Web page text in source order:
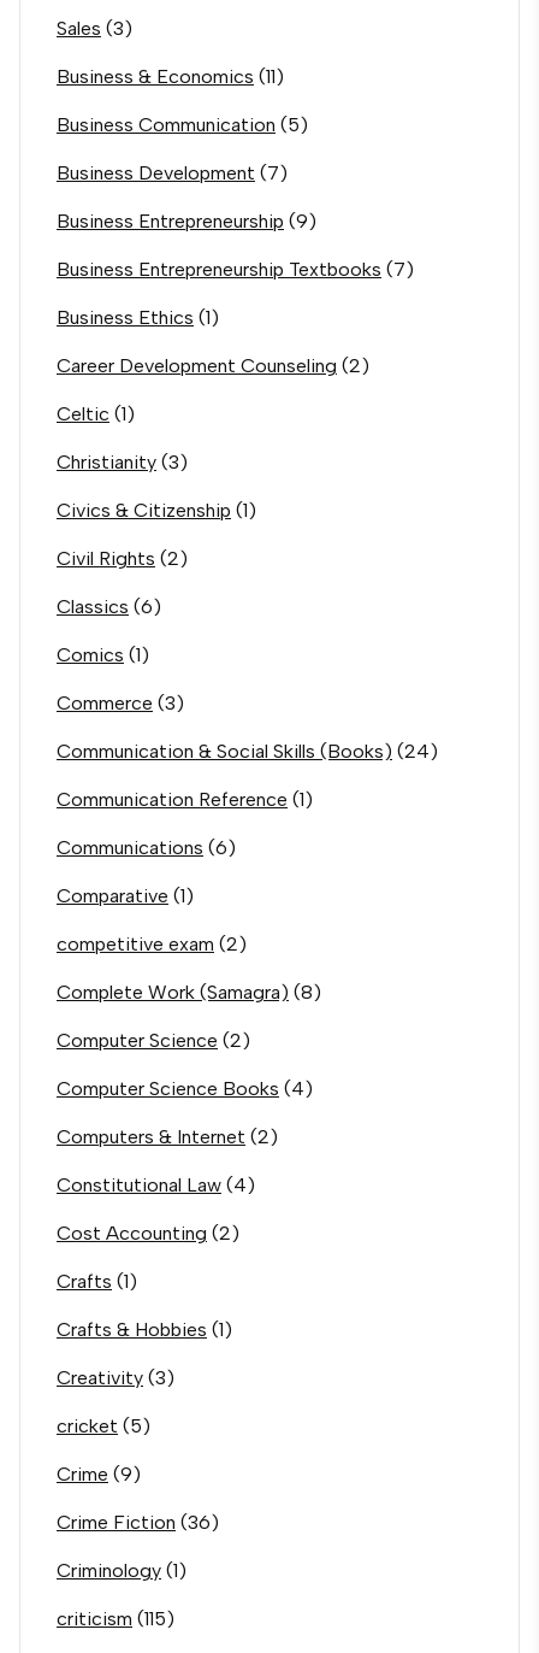
Sales (3)
Business & Economics (11)
Business Communication (5)
Business Development (7)
Business Entrepreneurship (9)
Business Entrepreneurship Textbooks (7)
Business Ethics (1)
Career Development Counseling (2)
Celtic (1)
Christianity (3)
Civics & Citizenship (1)
Civil Rights (2)
Classics (6)
Comics (1)
Commerce (3)
Communication & Social Skills (Books) (24)
Communication Reference (1)
Communications (6)
Comparative (1)
competitive exam (2)
Complete Work (Samagra) (8)
Computer Science (2)
Computer Science Books (4)
Computers & Internet (2)
Constitutional Law (4)
Cost Accounting (2)
Crafts (1)
Crafts & Hobbies (1)
Creativity (3)
cricket (5)
Crime (9)
Crime Fiction (36)
Criminology (1)
criticism (115)